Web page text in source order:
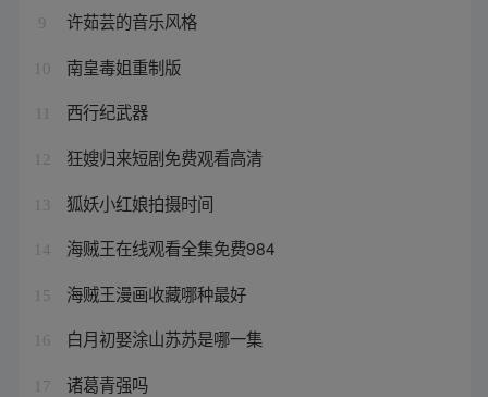
9 许茹芸的音乐风格
10 南皇毒姐重制版
西行纪武器
12 狂嫂归来短剧免费观看高清
13 狐妖小红娘拍摄时间
14 海贼王在线观看全集免费984
15 海贼王漫画收藏哪种最好
16 白月初娶涂山苏苏是哪一集
17 诸葛青强吗